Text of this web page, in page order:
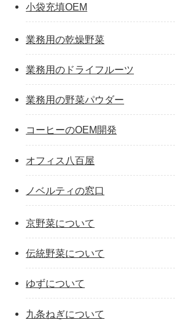
小袋充填OEM
業務用の乾燥野菜
業務用のドライフルーツ
業務用の野菜パウダー
コーヒーのOEM開発
オフィス八百屋
ノベルティの窓口
京野菜について
伝統野菜について
ゆずについて
九条ねぎについて